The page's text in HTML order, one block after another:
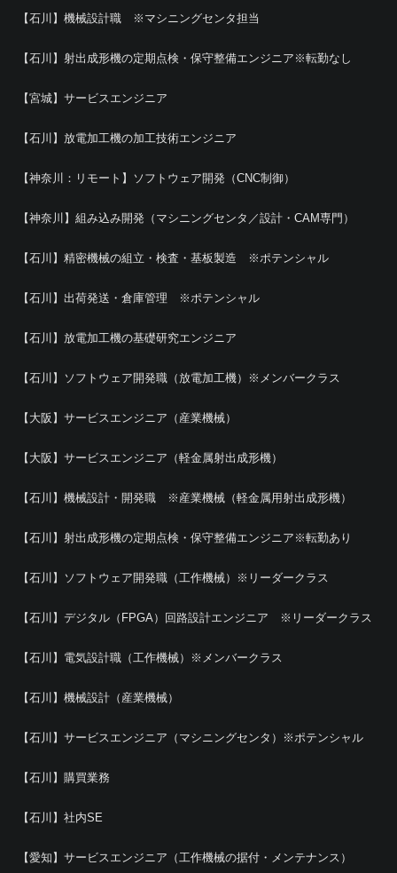
【石川】機械設計職 ※マシニングセンタ担当
【石川】射出成形機の定期点検・保守整備エンジニア※転勤なし
【宮城】サービスエンジニア
【石川】放電加工機の加工技術エンジニア
【神奈川：リモート】ソフトウェア開発（CNC制御）
【神奈川】組み込み開発（マシニングセンタ／設計・CAM専門）
【石川】精密機械の組立・検査・基板製造 ※ポテンシャル
【石川】出荷発送・倉庫管理 ※ポテンシャル
【石川】放電加工機の基礎研究エンジニア
【石川】ソフトウェア開発職（放電加工機）※メンバークラス
【大阪】サービスエンジニア（産業機械）
【大阪】サービスエンジニア（軽金属射出成形機）
【石川】機械設計・開発職 ※産業機械（軽金属用射出成形機）
【石川】射出成形機の定期点検・保守整備エンジニア※転勤あり
【石川】ソフトウェア開発職（工作機械）※リーダークラス
【石川】デジタル（FPGA）回路設計エンジニア ※リーダークラス
【石川】電気設計職（工作機械）※メンバークラス
【石川】機械設計（産業機械）
【石川】サービスエンジニア（マシニングセンタ）※ポテンシャル
【石川】購買業務
【石川】社内SE
【愛知】サービスエンジニア（工作機械の据付・メンテナンス）